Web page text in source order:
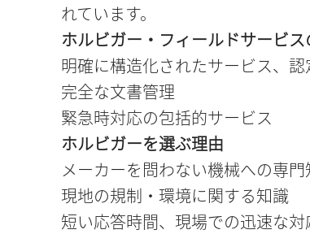
れています。
ホルビガー・フィールドサービス
明確に構造化されたサービス、認
完全な文書管理
緊急時対応の包括的サービス
ホルビガーを選ぶ理由
メーカーを問わない機械への専門
現地の規制・環境に関する知識
短い応答時間、現場での迅速な対